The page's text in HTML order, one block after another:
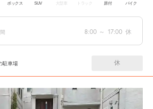
ボックス SUV 大型車 トラック 原付 バイク
8:00 ～ 17:00 休
駐車場 休